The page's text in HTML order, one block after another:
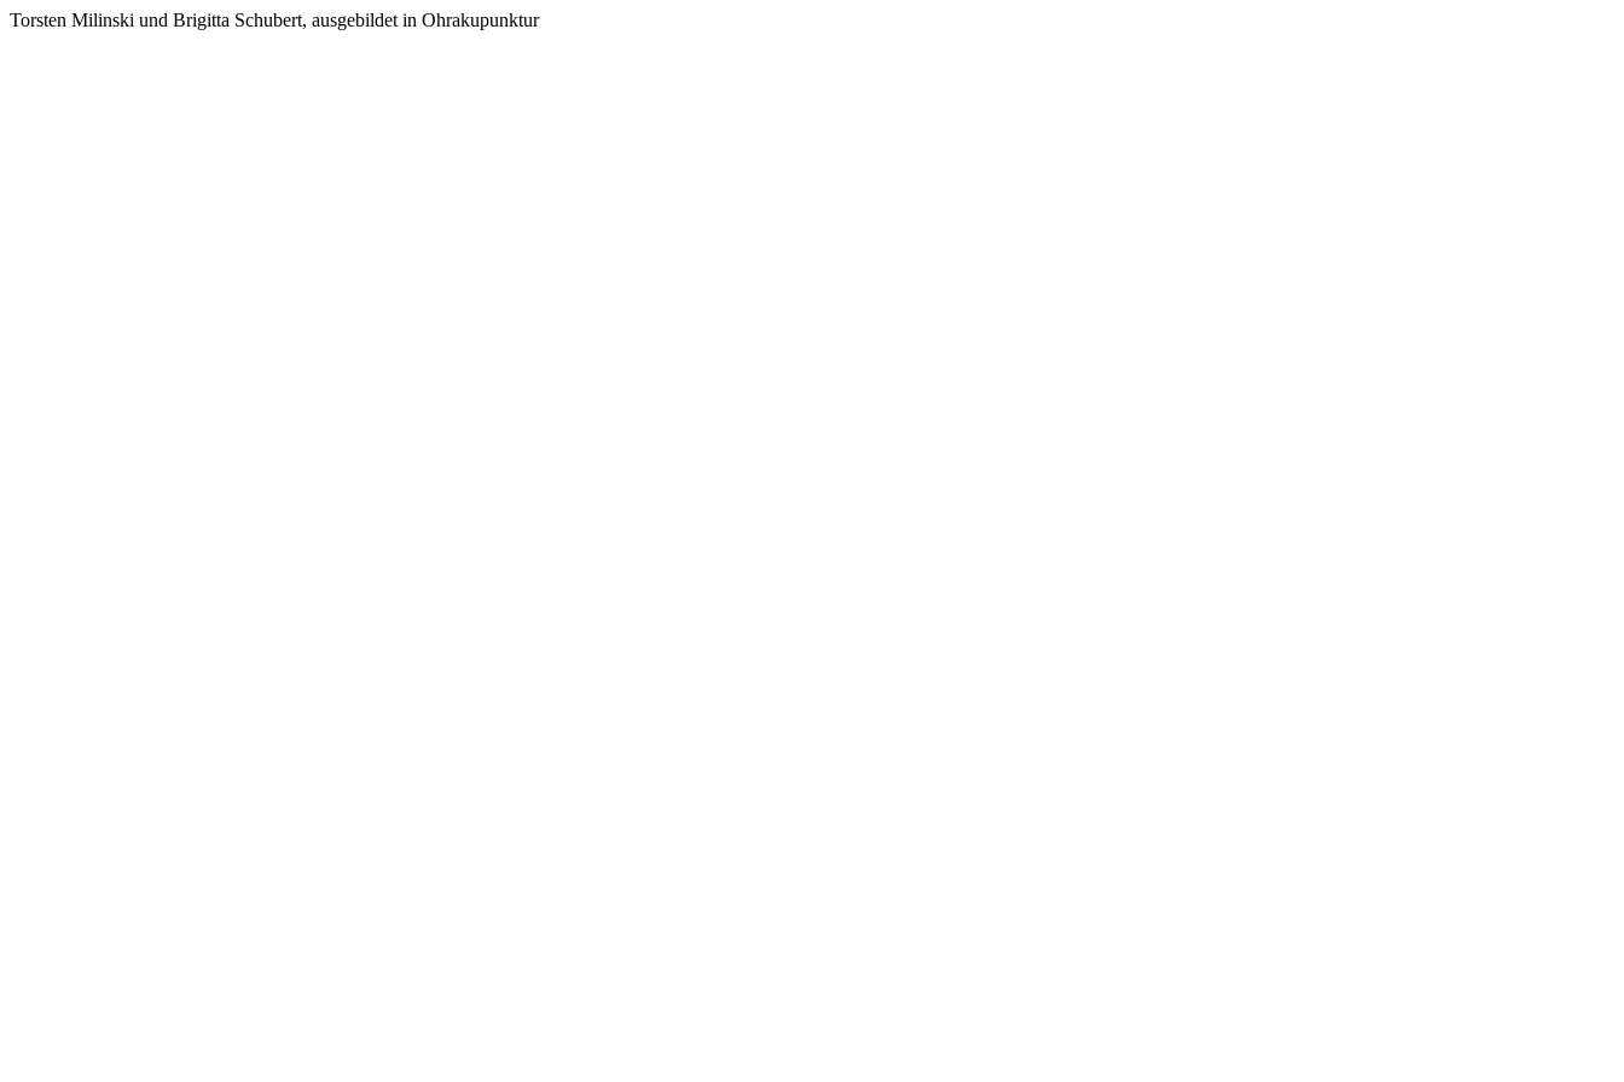
Torsten Milinski und Brigitta Schubert, ausgebildet in Ohrakupunktur